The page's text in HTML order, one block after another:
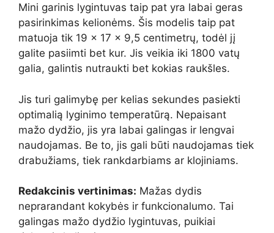
Mini garinis lygintuvas taip pat yra labai geras
pasirinkimas kelionėms. Šis modelis taip pat
matuoja tik 19 x 17 x 9,5 centimetrų, todėl jį
galite pasiimti bet kur. Jis veikia iki 1800 vatų
galia, galintis nutraukti bet kokias raukšles.
Jis turi galimybę per kelias sekundes pasiekti
optimalią lyginimo temperatūrą. Nepaisant
mažo dydžio, jis yra labai galingas ir lengvai
naudojamas. Be to, jis gali būti naudojamas tiek
drabužiams, tiek rankdarbiams ar klojiniams.
Redakcinis vertinimas: Mažas dydis
neprarandant kokybės ir funkcionalumo. Tai
galingas mažo dydžio lygintuvas, puikiai